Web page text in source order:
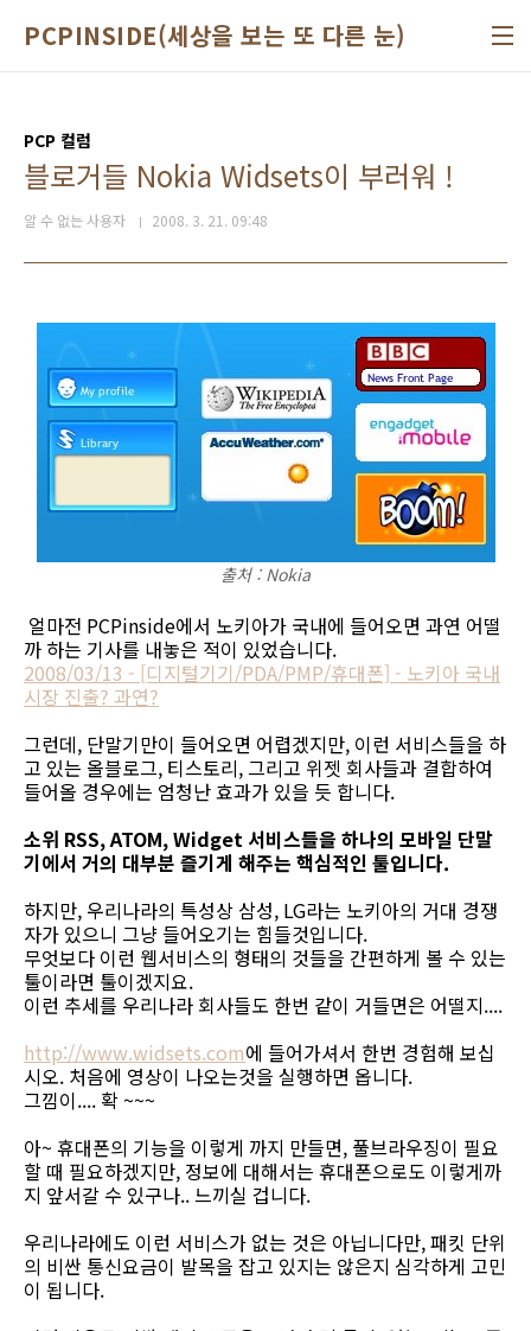
PCPINSIDE(세상을 보는 또 다른 눈)
PCP 컬럼
블로거들 Nokia Widsets이 부러워 !
알 수 없는 사용자 2008. 3. 21. 09:48
출처 : Nokia
얼마전 PCPinside에서 노키아가 국내에 들어오면 과연 어떨
까 하는 기사를 내놓은 적이 있었습니다.
2008/03/13 - [디지털기기/PDA/PMP/휴대폰] - 노키아 국내
시장 진출? 과연?
그런데, 단말기만이 들어오면 어렵겠지만, 이런 서비스들을 하
고 있는 올블로그, 티스토리, 그리고 위젯 회사들과 결합하여
들어올 경우에는 엄청난 효과가 있을 듯 합니다.
소위 RSS, ATOM, Widget 서비스들을 하나의 모바일 단말
기에서 거의 대부분 즐기게 해주는 핵심적인 툴입니다.
하지만, 우리나라의 특성상 삼성, LG라는 노키아의 거대 경쟁
자가 있으니 그냥 들어오기는 힘들것입니다.
무엇보다 이런 웹서비스의 형태의 것들을 간편하게 볼 수 있는
툴이라면 툴이겠지요.
이런 추세를 우리나라 회사들도 한번 같이 거들면은 어떨지....
http://www.widsets.com에 들어가셔서 한번 경험해 보십
시오. 처음에 영상이 나오는것을 실행하면 옵니다.
그낌이.... 확 ~~~
아~ 휴대폰의 기능을 이렇게 까지 만들면, 풀브라우징이 필요
할 때 필요하겠지만, 정보에 대해서는 휴대폰으로도 이렇게까
지 앞서갈 수 있구나.. 느끼실 겁니다.
우리나라에도 이런 서비스가 없는 것은 아닙니다만, 패킷 단위
의 비싼 통신요금이 발목을 잡고 있지는 않은지 심각하게 고민
이 됩니다.